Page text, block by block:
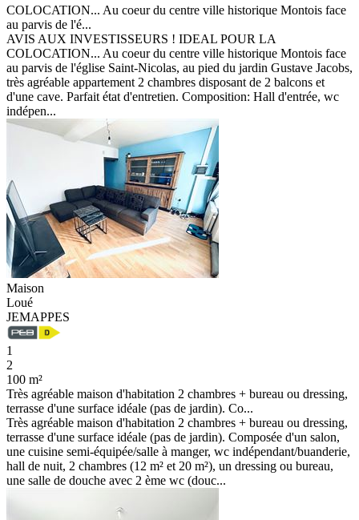
COLOCATION... Au coeur du centre ville historique Montois face
au parvis de l'é...
AVIS AUX INVESTISSEURS ! IDEAL POUR LA
COLOCATION... Au coeur du centre ville historique Montois face
au parvis de l'église Saint-Nicolas, au pied du jardin Gustave Jacobs,
très agréable appartement 2 chambres disposant de 2 balcons et
d'une cave. Parfait état d'entretien. Composition: Hall d'entrée, wc
indépen...
Maison
Loué
JEMAPPES
1
2
100 m²
Très agréable maison d'habitation 2 chambres + bureau ou dressing,
terrasse d'une surface idéale (pas de jardin). Co...
Très agréable maison d'habitation 2 chambres + bureau ou dressing,
terrasse d'une surface idéale (pas de jardin). Composée d'un salon,
une cuisine semi-équipée/salle à manger, wc indépendant/buanderie,
hall de nuit, 2 chambres (12 m² et 20 m²), un dressing ou bureau,
une salle de douche avec 2 ème wc (douc...